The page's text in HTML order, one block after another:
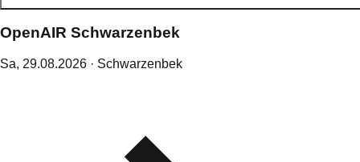
OpenAIR Schwarzenbek
Sa, 29.08.2026 · Schwarzenbek